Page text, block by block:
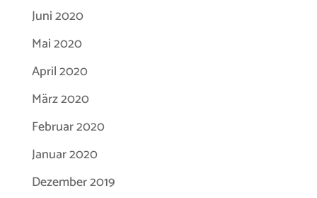
Juni 2020
Mai 2020
April 2020
März 2020
Februar 2020
Januar 2020
Dezember 2019